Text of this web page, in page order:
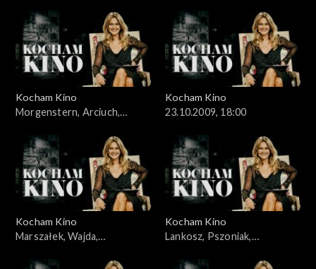
Kocham Kino
Morgenstern, Arciuch,
Kocham Kino
23.10.2009, 18:00
Kocham Kino
Marszałek, Wajda,
Kocham Kino
Lankosz, Pszoniak,